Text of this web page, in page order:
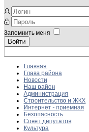
Запомнить меня
Войти
Главная
Глава района
Новости
Наш район
Администрация
Строительство и ЖКХ
Интернет - приемная
Безопасность
Совет депутатов
Культура